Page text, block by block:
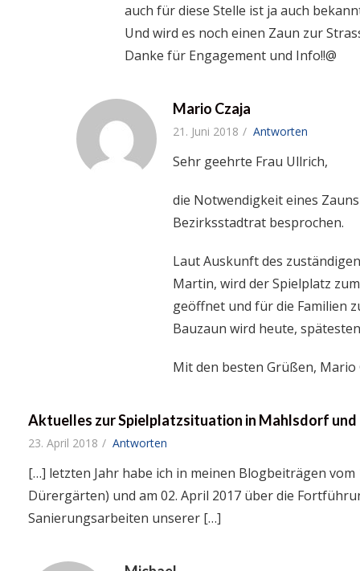
auch für diese Stelle ist ja auch
Und wird es noch einen Zaun zur
Danke für Engagement und Info!!@
Mario Czaja
21. Juni 2018 Antworten
Sehr geehrte Frau Ullrich,
die Notwendigkeit eines
Bezirksstadtrat besprochen.
Laut Auskunft des
Martin, wird der Spielplatz
geöffnet und für die Familien
Bauzaun wird heute,
Mit den besten Grüßen, Mario
Aktuelles zur Spielplatzsituation in Mahlsdorf
23. April 2018 Antworten
[…] letzten Jahr habe ich in meinen Blogbeiträgen vom
Dürergärten) und am 02. April 2017 über die
Sanierungsarbeiten unserer […]